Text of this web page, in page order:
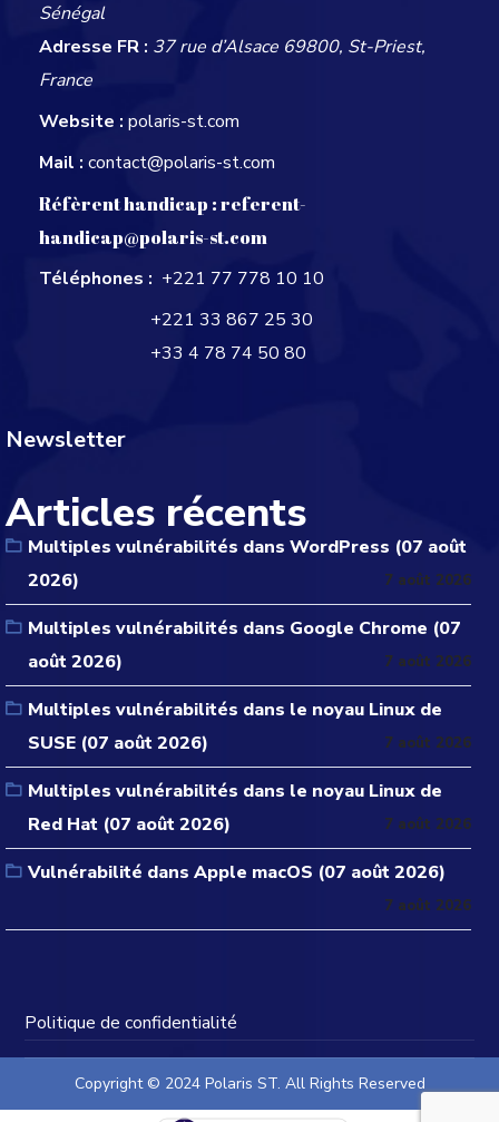
Sénégal
Adresse FR : 37 rue d’Alsace 69800, St-Priest,
France
Website : polaris-st.com
Mail : contact@polaris-st.com
Réfèrent handicap :referent-
handicap@polaris-st.com
Téléphones : +221 77 778 10 10
+221 33 867 25 30
+33 4 78 74 50 80
Newsletter
Articles récents
Multiples vulnérabilités dans WordPress (07 août
2026)
7 août 2026
Multiples vulnérabilités dans Google Chrome (07
août 2026)
7 août 2026
Multiples vulnérabilités dans le noyau Linux de
SUSE (07 août 2026)
7 août 2026
Multiples vulnérabilités dans le noyau Linux de
Red Hat (07 août 2026)
7 août 2026
Vulnérabilité dans Apple macOS (07 août 2026)
7 août 2026
Politique de confidentialité
Copyright © 2024 Polaris ST. All Rights Reserved